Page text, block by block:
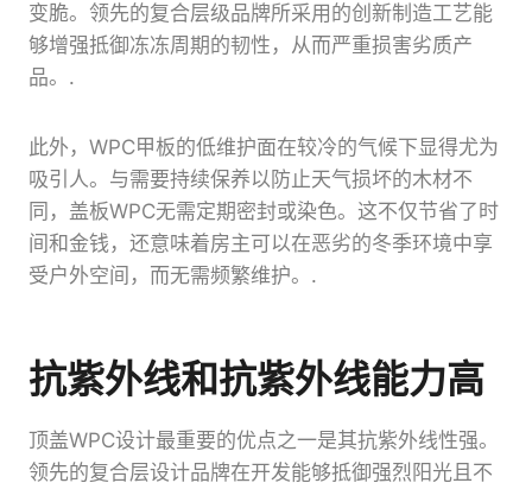
变脆。领先的复合层级品牌所采用的创新制造工艺能
够增强抵御冻冻周期的韧性，从而严重损害劣质产
品。.
此外，WPC甲板的低维护面在较冷的气候下显得尤为
吸引人。与需要持续保养以防止天气损坏的木材不
同，盖板WPC无需定期密封或染色。这不仅节省了时
间和金钱，还意味着房主可以在恶劣的冬季环境中享
受户外空间，而无需频繁维护。.
抗紫外线和抗紫外线能力高
顶盖WPC设计最重要的优点之一是其抗紫外线性强。
领先的复合层设计品牌在开发能够抵御强烈阳光且不